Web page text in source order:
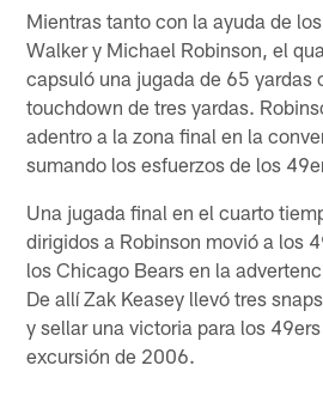
Mientras tanto con la ayuda de
Walker y Michael Robinson, el
capsuló una jugada de 65 yardas
touchdown de tres yardas.
adentro a la zona final en la
sumando los esfuerzos de los
Una jugada final en el cuarto
dirigidos a Robinson movió a los
los Chicago Bears en la
De allí Zak Keasey llevó tres
y sellar una victoria para los
excursión de 2006.